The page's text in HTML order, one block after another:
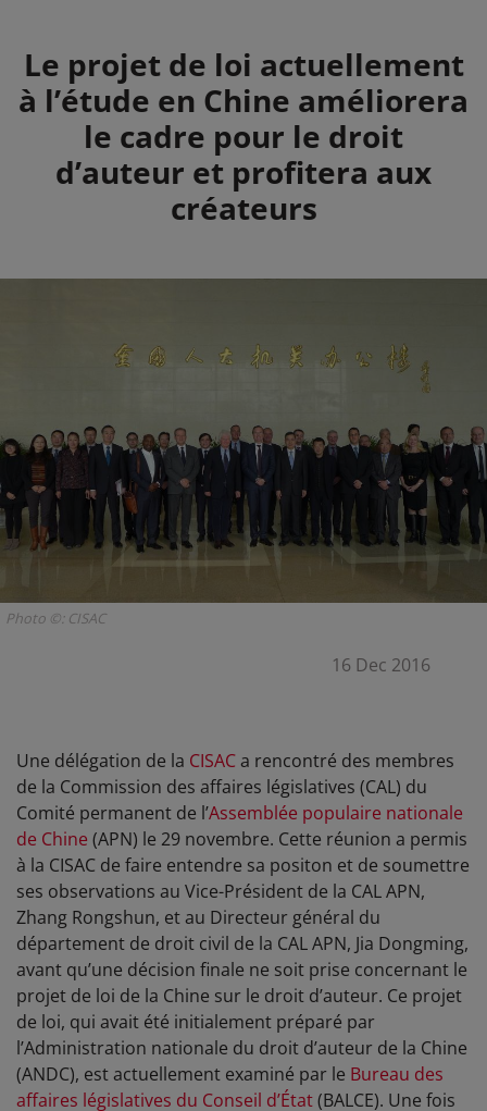
Summary
Le projet de loi actuellement
à l’étude en Chine améliorera
le cadre pour le droit
d’auteur et profitera aux
créateurs
Photo ©: CISAC
16 Dec 2016
Une délégation de la CISACa rencontré des membres
de la Commission des affaires législatives (CAL) du
Comité permanent de l’Assemblée populaire nationale
de Chine (APN) le 29 novembre. Cette réunion a permis
à la CISAC de faire entendre sa positon et de soumettre
ses observations au Vice-Président de la CAL APN,
Zhang Rongshun, et au Directeur général du
département de droit civil de la CAL APN, Jia Dongming,
avant qu’une décision finale ne soit prise concernant le
projet de loi de la Chine sur le droit d’auteur. Ce projet
de loi, qui avait été initialement préparé par
l’Administration nationale du droit d’auteur de la Chine
(ANDC), est actuellement examiné par le Bureau des
affaires législatives du Conseil d’État(BALCE). Une fois